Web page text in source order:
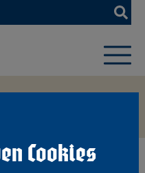
Cookies